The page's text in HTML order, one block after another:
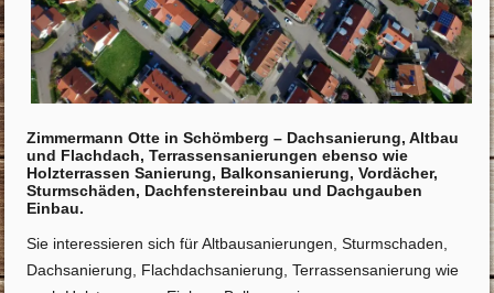
Zimmermann Otte in Schömberg – Dachsanierung, Altbau
und Flachdach, Terrassensanierungen ebenso wie
Holzterrassen Sanierung, Balkonsanierung, Vordächer,
Sturmschäden, Dachfenstereinbau und Dachgauben
Einbau.
Sie interessieren sich für Altbausanierungen, Sturmschaden,
Dachsanierung, Flachdachsanierung, Terrassensanierung wie